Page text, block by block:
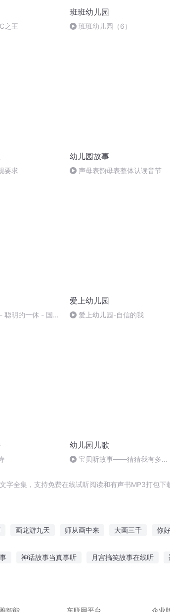
之王
班班幼儿园
班班幼儿园（6）
要求
幼儿园故事
声母表韵母表整体认读音节
聪明的一休 - 国语
爱上幼儿园
爱上幼儿园-自信的我
幼儿园儿歌
宝贝听故事——猜猜我有多爱
全集，支持免费在线试听阅读和有声书MP3打包下
画龙游九天 师从画中来 大画三千 你
神话故事当真事听 月宫搞笑故事在线听
智能 车联网平台 企业